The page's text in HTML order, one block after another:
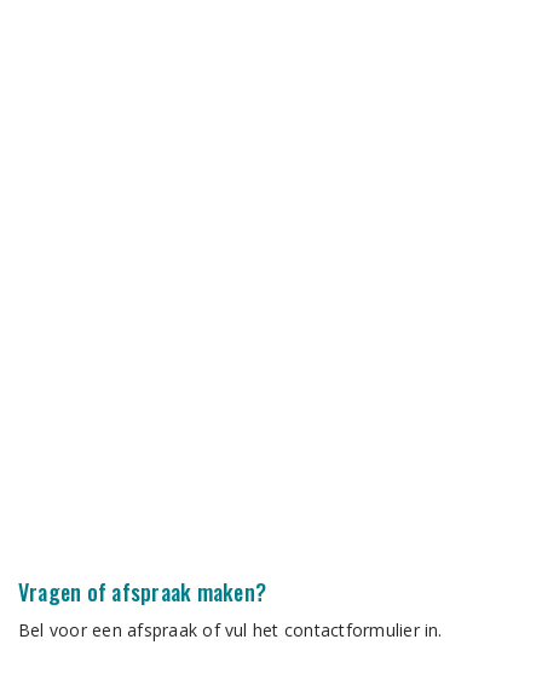
Vragen of afspraak maken?
Bel voor een afspraak of vul het contactformulier in.